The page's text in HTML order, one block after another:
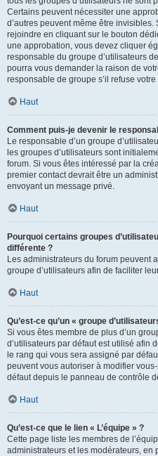
Certains peuvent nécessiter une
d’autres peuvent même être
rejoindre en cliquant sur le bouton
une approbation, vous devez cliquer
responsable du groupe d’utilisateurs
pourra vous demander la raison de
responsable de groupe s’il refuse
Haut
Comment puis-je devenir le
Le responsable d’un groupe
les groupes d’utilisateurs sont
forum. Si vous êtes intéressé par la
premier contact devrait être un
envoyant un message privé.
Haut
Pourquoi certains groupes
différente ?
Les administrateurs du forum peuvent
groupe d’utilisateurs afin de faciliter
Haut
Qu’est-ce qu’un « groupe
Si vous êtes membre de plus d’un
d’utilisateurs par défaut est utilisé afin
le rang qui vous sera assigné par
peuvent vous autoriser à modifier
défaut depuis le panneau de contrôle
Haut
Qu’est-ce que le lien « L’équipe » ?
Cette page liste les membres de
administrateurs et les modérateurs, en